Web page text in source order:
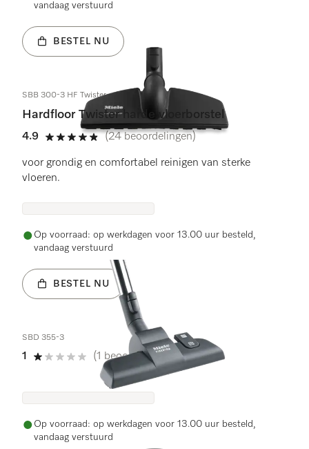
vandaag verstuurd
BESTEL NU
SBB 300-3 HF Twister
Hardfloor Twister harde vloerborstel
4.9
4.9 sterren op 5
(24 beoordelingen)
voor grondig en comfortabel reinigen van sterke
vloeren.
Op voorraad: op werkdagen voor 13.00 uur besteld,
vandaag verstuurd
BESTEL NU
SBD 355-3
1
1 sterren op 5
(1 beoordeling)
Op voorraad: op werkdagen voor 13.00 uur besteld,
vandaag verstuurd